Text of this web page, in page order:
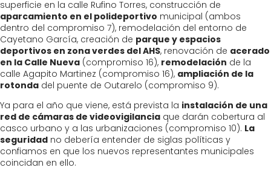
superficie en la calle Rufino Torres, construcción de
aparcamiento en el polideportivo municipal (ambos
dentro del compromiso 7), remodelación del entorno de
Cayetano García, creación de parque y espacios
deportivos en zona verdes del AHS, renovación de acerado
en la Calle Nueva (compromiso 16), remodelación de la
calle Agapito Martinez (compromiso 16), ampliación de la
rotonda del puente de Outarelo (compromiso 9).
Ya para el año que viene, está prevista la instalación de una
red de cámaras de videovigilancia que darán cobertura al
casco urbano y a las urbanizaciones (compromiso 10). La
seguridad no debería entender de siglas políticas y
confiamos en que los nuevos representantes municipales
coincidan en ello.